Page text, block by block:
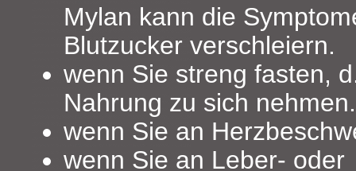
Mylan kann die
Blutzucker verschleiern.
wenn Sie streng fasten,
Nahrung zu sich nehmen.
wenn Sie an
wenn Sie an Leber- oder